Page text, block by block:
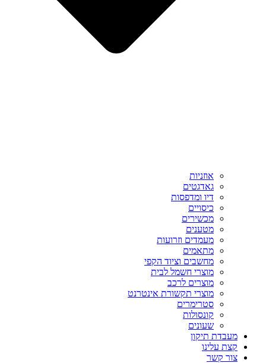
אוזניות
גאדגטים
דיו ומדפסות
כיסויים
מכשירים
מטענים
מעמדים וזרועות
מתאמים
מחשבים וציוד הקפי
מוצרי חשמל לבית
מוצרים לרכב
מוצרי תקשורת אינטרנט
סטרימרים
קונסולות
שעונים
מעבדת תיקון
קצת עלינו
צור קשר